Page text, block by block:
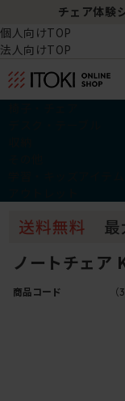
チェア体験
個人向けTOP
法人向けTOP
ノートチェア
商品コード